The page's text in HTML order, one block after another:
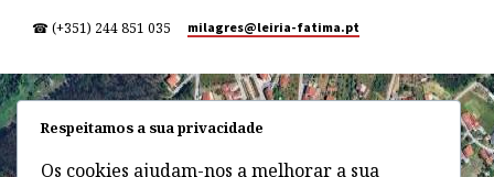
☎ (+351) 244 851 035 milagres​@leiria-fatima.pt
Respeitamos a sua privacidade
Os cookies ajudam-nos a melhorar a sua